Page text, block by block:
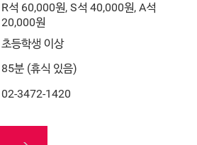
R석 60,000원, S석 40,000원, A석
20,000원
초등학생 이상
85분 (휴식 있음)
02-3472-1420